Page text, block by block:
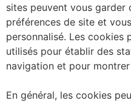
sites peuvent vous garder
préférences de site et
personnalisé. Les cookies
utilisés pour établir des
navigation et pour
En général, les cookies